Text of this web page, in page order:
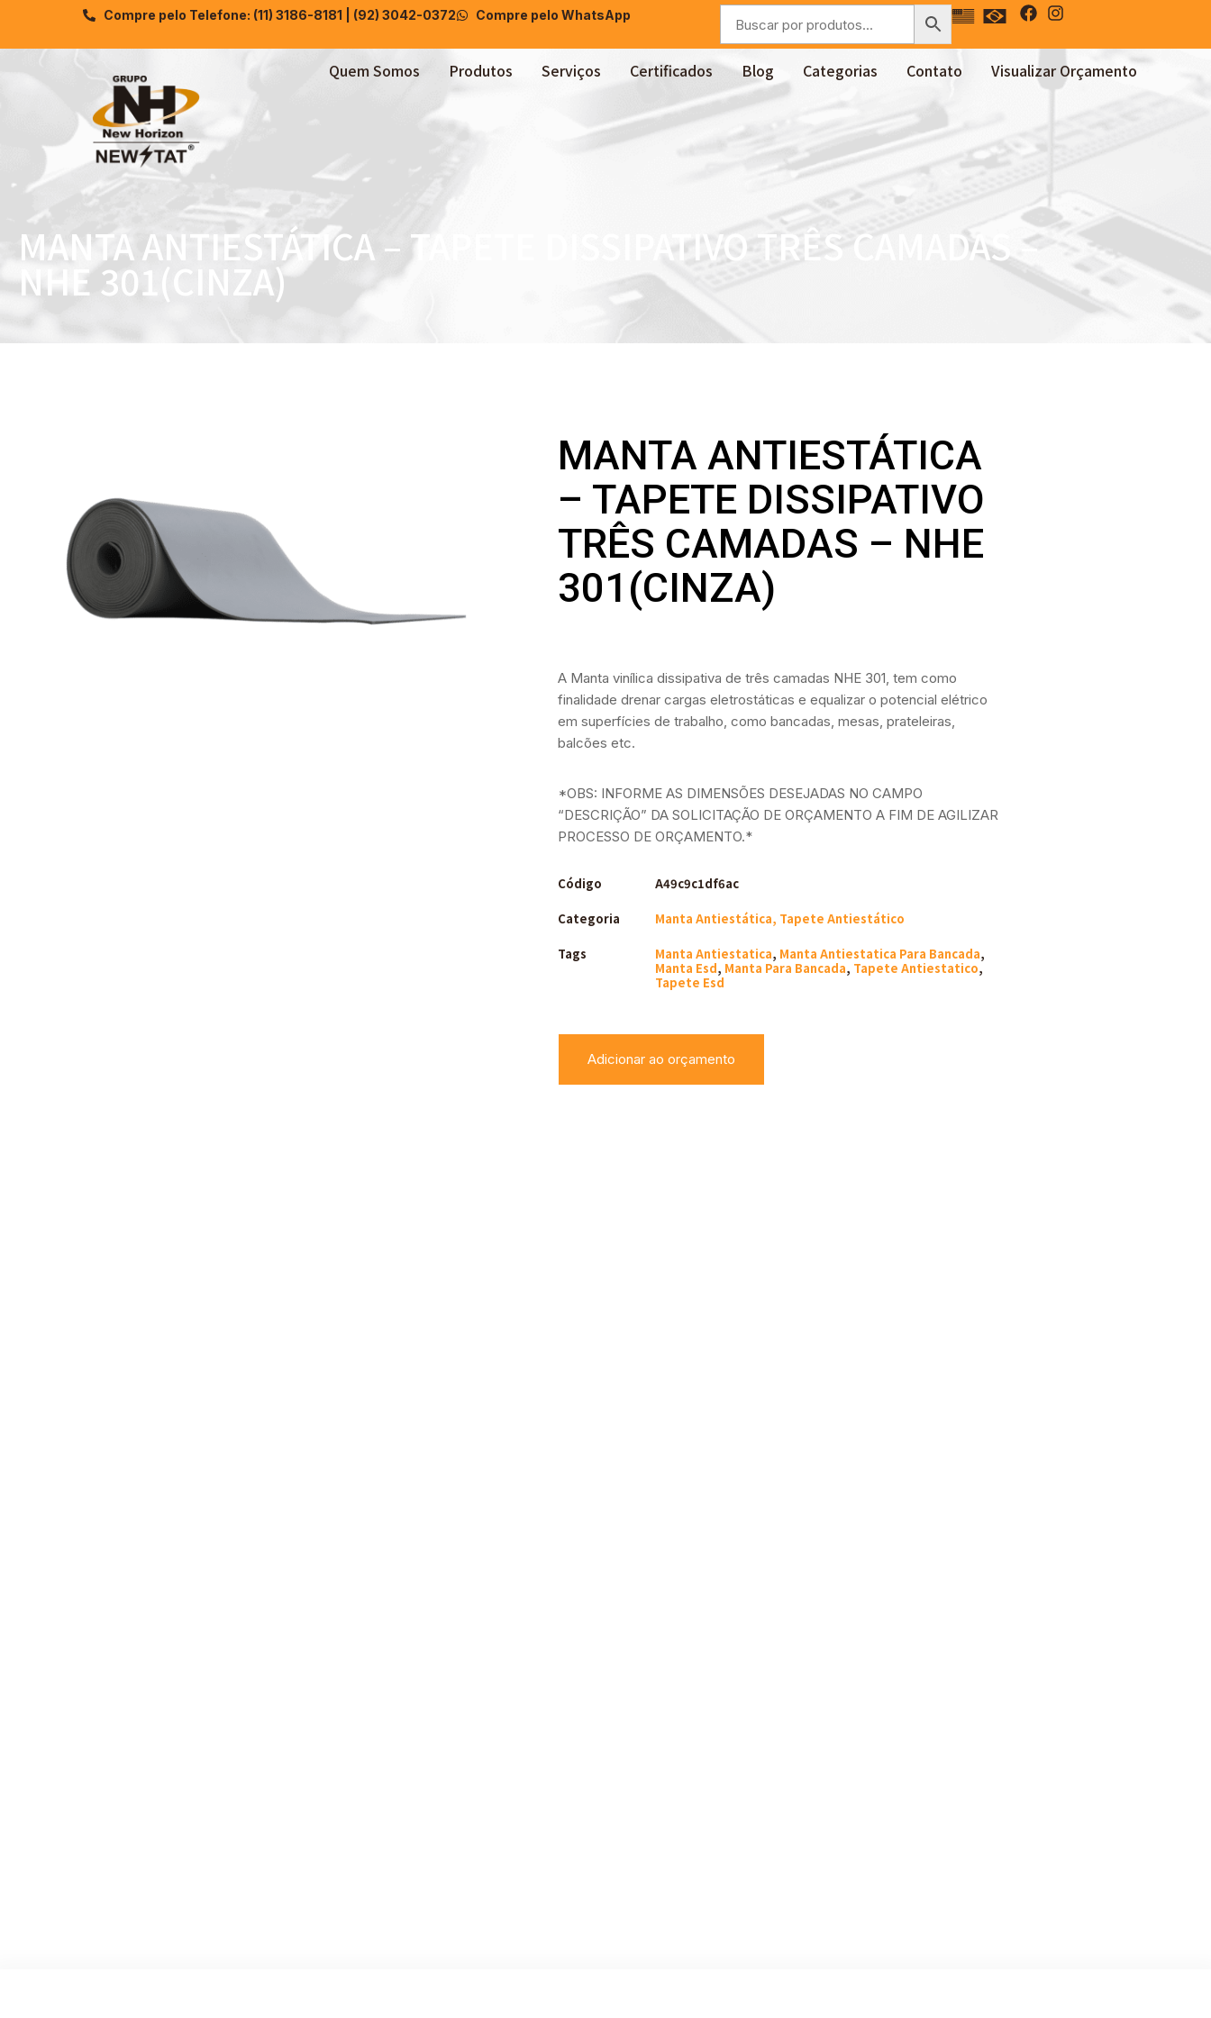
Compre pelo Telefone: (11) 3186-8181 | (92) 3042-0372 Compre pelo WhatsApp
Quem Somos Produtos Serviços Certificados Blog Categorias Contato Visualizar Orçamento
MANTA ANTIESTÁTICA – TAPETE DISSIPATIVO TRÊS CAMADAS –
NHE 301(CINZA)
MANTA ANTIESTÁTICA
– TAPETE DISSIPATIVO
TRÊS CAMADAS – NHE
301(CINZA)
A Manta vinílica dissipativa de três camadas NHE 301, tem como
finalidade drenar cargas eletrostáticas e equalizar o potencial elétrico
em superfícies de trabalho, como bancadas, mesas, prateleiras,
balcões etc.
*OBS: INFORME AS DIMENSÕES DESEJADAS NO CAMPO
“DESCRIÇÃO” DA SOLICITAÇÃO DE ORÇAMENTO A FIM DE AGILIZAR
PROCESSO DE ORÇAMENTO.*
Código A49c9c1df6ac
Categoria Manta Antiestática, Tapete Antiestático
Tags Manta Antiestatica, Manta Antiestatica Para Bancada,
Manta Esd, Manta Para Bancada, Tapete Antiestatico,
Tapete Esd
Adicionar ao orçamento